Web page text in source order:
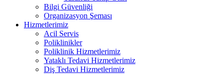
Bilgi Güvenliği
Organizasyon Şeması
Hizmetlerimiz
Acil Servis
Poliklinikler
Poliklinik Hizmetlerimiz
Yataklı Tedavi Hizmetlerimiz
Diş Tedavi Hizmetlerimiz